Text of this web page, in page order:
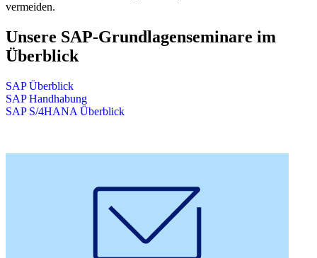
vermeiden.
Unsere SAP-Grundlagenseminare im
Überblick
SAP Überblick
SAP Handhabung
SAP S/4HANA Überblick